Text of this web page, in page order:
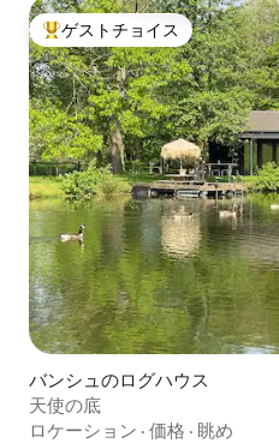
大好評のゲストチョイスです。
ゲストチョイス
バンシュのログハウス
天使の底
ロケーション · 価格 · 眺め